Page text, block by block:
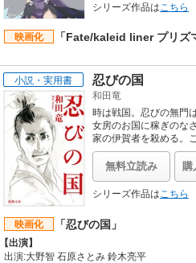
シリーズ作品はこちら
映画化 「Fate/kaleid liner プリズ
小説・実用書 忍びの国
和田竜
時は戦国。忍びの無門
女房のお国に稼ぎのな
家の伊賀者を殺める。
と百地三太夫率いる伊
って落とされた──。
力の戦闘。「天正伊賀
の到来を宣言した圧倒
無料立読み 購
シリーズ作品はこちら
映画化 「忍びの国」
【出演】
出演:大野智 石原さとみ 鈴木亮平